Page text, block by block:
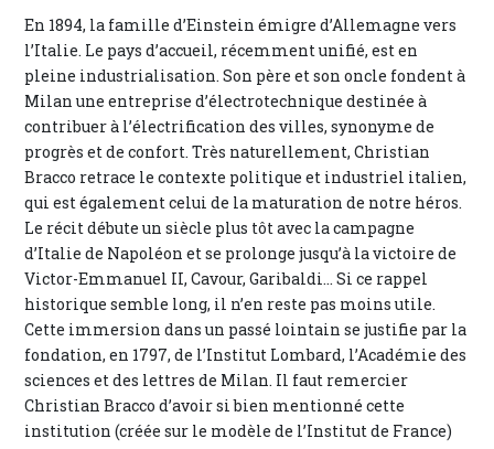
En 1894, la famille d’Einstein émigre d’Allemagne vers
l’Italie. Le pays d’accueil, récemment unifié, est en
pleine industrialisation. Son père et son oncle fondent à
Milan une entreprise d’électrotechnique destinée à
contribuer à l’électrification des villes, synonyme de
progrès et de confort. Très naturellement, Christian
Bracco retrace le contexte politique et industriel italien,
qui est également celui de la maturation de notre héros.
Le récit débute un siècle plus tôt avec la campagne
d’Italie de Napoléon et se prolonge jusqu’à la victoire de
Victor-Emmanuel II, Cavour, Garibaldi… Si ce rappel
historique semble long, il n’en reste pas moins utile.
Cette immersion dans un passé lointain se justifie par la
fondation, en 1797, de l’Institut Lombard, l’Académie des
sciences et des lettres de Milan. Il faut remercier
Christian Bracco d’avoir si bien mentionné cette
institution (créée sur le modèle de l’Institut de France)